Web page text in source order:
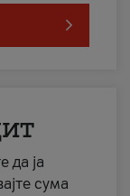
да ја
сума